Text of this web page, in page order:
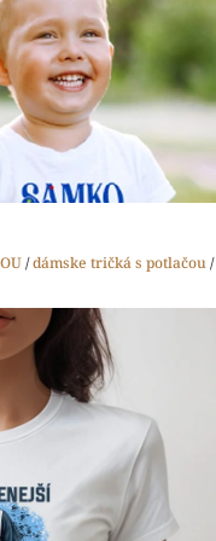
/dámske tričká s potlačou/